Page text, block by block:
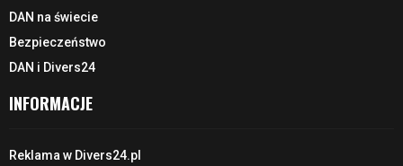
DAN na świecie
Bezpieczeństwo
DAN i Divers24
INFORMACJE
Reklama w Divers24.pl